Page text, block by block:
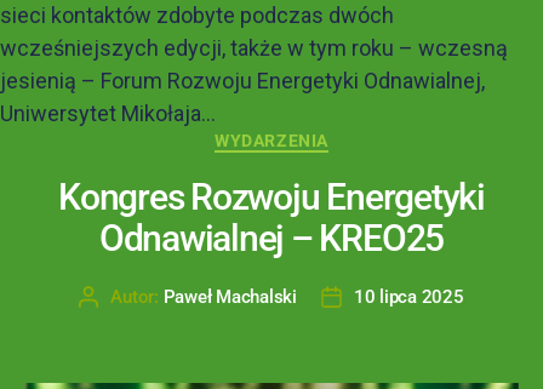
sieci kontaktów zdobyte podczas dwóch
wcześniejszych edycji, także w tym roku – wczesną
jesienią – Forum Rozwoju Energetyki Odnawialnej,
Uniwersytet Mikołaja...
WYDARZENIA
Kongres Rozwoju Energetyki
Odnawialnej – KREO25
Autor: Paweł Machalski 10 lipca 2025